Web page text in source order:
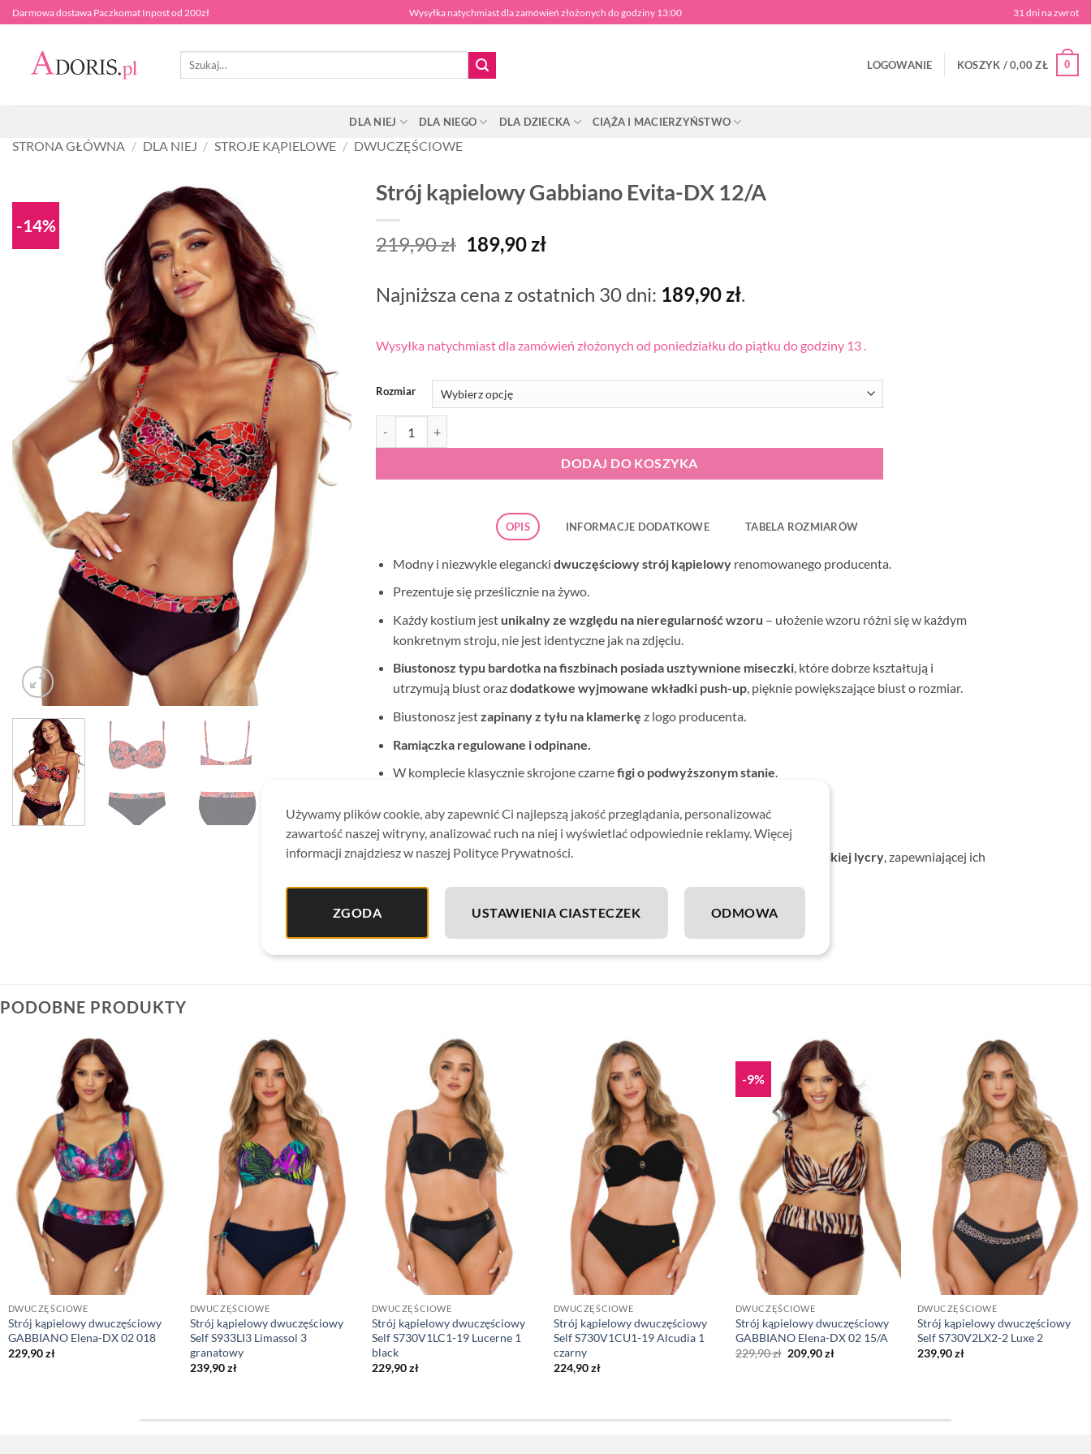
Przewiń
do
zawartości
Darmowa dostawa Paczkomat Inpost od 200zł Wysyłka natychmiast dla zamówień złożonych do godziny 13:00 31 dni na zwrot
Szukaj:
LOGOWANIE KOSZYK /0,00ZŁ 0
DLA NIEJ DLA NIEGO DLA DZIECKA CIĄŻA I MACIERZYŃSTWO
STRONA GŁÓWNA / DLA NIEJ / STROJE KĄPIELOWE / DWUCZĘŚCIOWE
-14%
Strój kąpielowy Gabbiano Evita-DX 12/A
219,90zł Pierwotna
cena
219,90 zł.
189,90złAktualna
wynosi:
189,90 zł.
Najniższa cena z ostatnich 30 dni: 189,90zł.
Wysyłka natychmiast dla zamówień złożonych od poniedziałku do piątku do godziny 13 .
Rozmiar
DODAJ DO KOSZYKA
OPIS INFORMACJE DODATKOWE TABELA ROZMIARÓW
Modny i niezwykle elegancki dwuczęściowy strój kąpielowyrenomowanego producenta.
Prezentuje się prześlicznie na żywo.
Każdy kostium jest unikalny ze względu na nieregularność wzoru – ułożenie wzoru różni się w każdym
konkretnym stroju, nie jest identyczne jak na zdjęciu.
Biustonosz typu bardotka na fiszbinach posiada usztywnione miseczki, które dobrze kształtują i
utrzymują biust orazdodatkowe wyjmowane wkładki push-up, pięknie powiększające biust o rozmiar.
Biustonosz jestzapinany z tyłu na klamerkę z logo producenta.
Ramiączka regulowane i odpinane.
W komplecie klasycznie skrojone czarnefigi o podwyższonym stanie.
Materiał odporny na chlor, wodę morską i słońce.
Stroje kąpielowe Gabbianosą produkowane w Polsce z wysokiej jakości włoskiej lycry, zapewniającej ich
Skład materiału:
PODOBNE PRODUKTY
DWUCZĘŚCIOWE
Strój kąpielowy dwuczęściowy
GABBIANO Elena-DX 02 018
229,90zł
DWUCZĘŚCIOWE
Strój kąpielowy dwuczęściowy
Self S933LI3 Limassol 3
granatowy
239,90zł
DWUCZĘŚCIOWE
Strój kąpielowy dwuczęściowy
Self S730V1LC1-19 Lucerne 1
black
229,90zł
DWUCZĘŚCIOWE
Strój kąpielowy dwuczęściowy
Self S730V1CU1-19 Alcudia 1
czarny
224,90zł
-9%
DWUCZĘŚCIOWE
Strój kąpielowy dwuczęściowy
GABBIANO Elena-DX 02 15/A
229,90zł Pierwotna
cena
209,90złAktualna
DWUCZĘŚCIOWE
Strój kąpielowy dwuczęściowy
Self S730V2LX2-2 Luxe 2
239,90zł
Używamy plików cookie, aby zapewnić Ci najlepszą jakość przeglądania, personalizować
zawartość naszej witryny, analizować ruch na niej i wyświetlać odpowiednie reklamy. Więcej
informacji znajdziesz w naszej Polityce Prywatności.
ZGODA USTAWIENIA CIASTECZEK ODMOWA